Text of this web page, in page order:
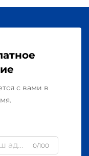
с вами в
0/100